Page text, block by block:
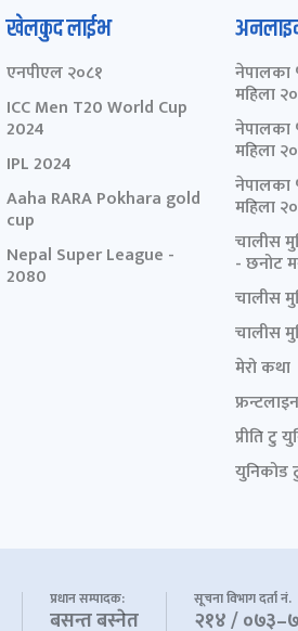
खेलकुद लाईभ
एनपीएल २०८१
ICC Men T20 World Cup
2024
IPL 2024
Aaha RARA Pokhara gold
cup
Nepal Super League -
2080
नेपालका
महिला
नेपालका
महिला
नेपालका
महिला
चालीस
- छनोट
चालीस
चालीस
मेरो कथा
प्रीति टु
युनिकोड
प्रधान सम्पादक:
बसन्त बस्नेत
सूचना विभाग दर्ता नं.
२१४ /